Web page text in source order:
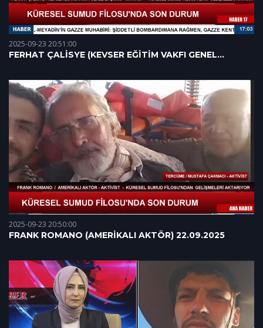
2025-09-23 20:51:00
FERHAT ÇALİSYE (KEVSER EĞİTİM VAKFI GENEL
2025-09-23 20:50:00
FRANK ROMANO (AMERİKALI AKTÖR) 22.09.2025